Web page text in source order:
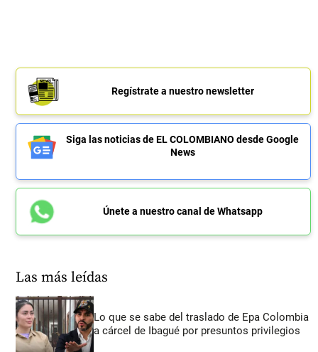
Regístrate a nuestro newsletter
Siga las noticias de EL COLOMBIANO desde Google
News
Únete a nuestro canal de Whatsapp
Las más leídas
Lo que se sabe del traslado de Epa Colombia
a cárcel de Ibagué por presuntos privilegios